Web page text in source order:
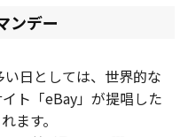
ンデー
日としては、世界的な
ト「eBay」が提唱した
ます。